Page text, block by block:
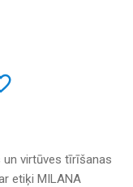
un virtūves tīrīšanas
etiķi MILANA